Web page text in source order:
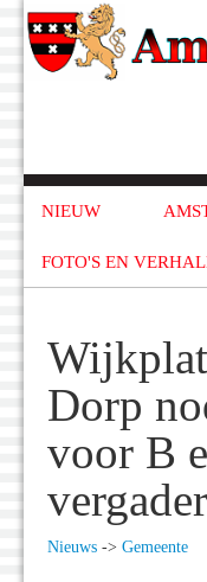
NIEUW
FOTO'S EN
Dorp
voor B
Nieuws -> Gemeente